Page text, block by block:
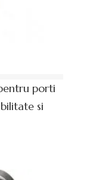
porti
si